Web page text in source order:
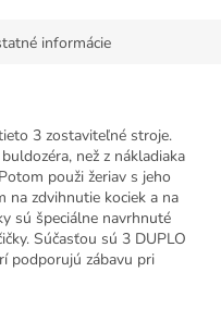
informácie
3 zostaviteľné stroje.
než z nákladiaka
použi žeriav s jeho
na zdvihnutie kociek a na
sú špeciálne navrhnuté
Súčasťou sú 3 DUPLO
podporujú zábavu pri